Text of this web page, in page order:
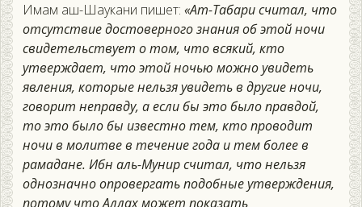
Имам аш-Шаукани пишет: «Ат-Табари считал, что
отсутствие достоверного знания об этой ночи
свидетельствует о том, что всякий, кто
утверждает, что этой ночью можно увидеть
явления, которые нельзя увидеть в другие ночи,
говорит неправду, а если бы это было правдой,
то это было бы известно тем, кто проводит
ночи в молитве в течение года и тем более в
рамадане. Ибн аль-Мунир считал, что нельзя
однозначно опровергать подобные утверждения,
потому что Аллах может показать